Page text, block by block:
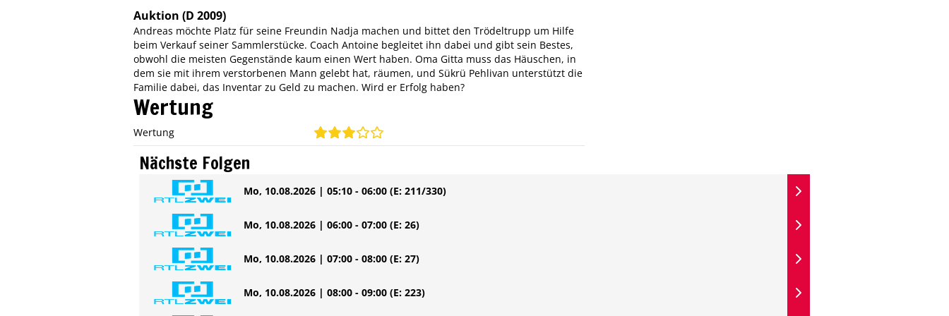
Auktion (D 2009)
Andreas möchte Platz für seine Freundin Nadja machen und bittet den Trödeltrupp um Hilfe
beim Verkauf seiner Sammlerstücke. Coach Antoine begleitet ihn dabei und gibt sein Bestes,
obwohl die meisten Gegenstände kaum einen Wert haben. Oma Gitta muss das Häuschen, in
dem sie mit ihrem verstorbenen Mann gelebt hat, räumen, und Sükrü Pehlivan unterstützt die
Familie dabei, das Inventar zu Geld zu machen. Wird er Erfolg haben?
Wertung
Wertung
Nächste Folgen
Mo, 10.08.2026 | 05:10 - 06:00 (E: 211/330)
Mo, 10.08.2026 | 06:00 - 07:00 (E: 26)
Mo, 10.08.2026 | 07:00 - 08:00 (E: 27)
Mo, 10.08.2026 | 08:00 - 09:00 (E: 223)